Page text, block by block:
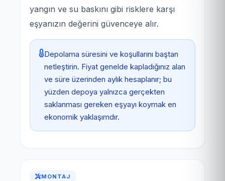
yangın ve su baskını gibi risklere karşı
eşyanızın değerini güvenceye alır.
Depolama süresini ve koşullarını baştan
netleştirin. Fiyat genelde kapladığınız alan
ve süre üzerinden aylık hesaplanır; bu
yüzden depoya yalnızca gerçekten
saklanması gereken eşyayı koymak en
ekonomik yaklaşımdır.
MONTAJ